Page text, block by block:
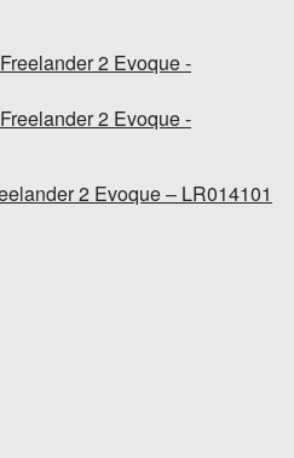
2 Evoque – LR014101